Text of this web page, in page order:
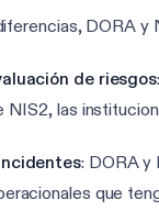
DORA
de riesgos
NIS2, las
: DORA y
que